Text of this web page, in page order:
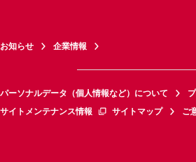
お知らせ 企業情報
パーソナルデータ（個人情報など）について
サイトメンテナンス情報
サイトマップ ご